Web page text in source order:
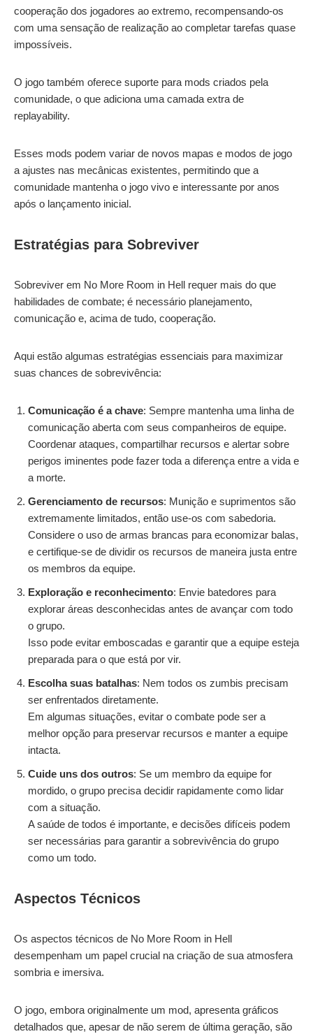
cooperação dos jogadores ao extremo, recompensando-os
com uma sensação de realização ao completar tarefas quase
impossíveis.
O jogo também oferece suporte para mods criados pela
comunidade, o que adiciona uma camada extra de
replayability.
Esses mods podem variar de novos mapas e modos de jogo
a ajustes nas mecânicas existentes, permitindo que a
comunidade mantenha o jogo vivo e interessante por anos
após o lançamento inicial.
Estratégias para Sobreviver
Sobreviver em No More Room in Hell requer mais do que
habilidades de combate; é necessário planejamento,
comunicação e, acima de tudo, cooperação.
Aqui estão algumas estratégias essenciais para maximizar
suas chances de sobrevivência:
Comunicação é a chave: Sempre mantenha uma linha de
comunicação aberta com seus companheiros de equipe.
Coordenar ataques, compartilhar recursos e alertar sobre
perigos iminentes pode fazer toda a diferença entre a vida e
a morte.
Gerenciamento de recursos: Munição e suprimentos são
extremamente limitados, então use-os com sabedoria.
Considere o uso de armas brancas para economizar balas,
e certifique-se de dividir os recursos de maneira justa entre
os membros da equipe.
Exploração e reconhecimento: Envie batedores para
explorar áreas desconhecidas antes de avançar com todo
o grupo.
Isso pode evitar emboscadas e garantir que a equipe esteja
preparada para o que está por vir.
Escolha suas batalhas: Nem todos os zumbis precisam
ser enfrentados diretamente.
Em algumas situações, evitar o combate pode ser a
melhor opção para preservar recursos e manter a equipe
intacta.
Cuide uns dos outros: Se um membro da equipe for
mordido, o grupo precisa decidir rapidamente como lidar
com a situação.
A saúde de todos é importante, e decisões difíceis podem
ser necessárias para garantir a sobrevivência do grupo
como um todo.
Aspectos Técnicos
Os aspectos técnicos de No More Room in Hell
desempenham um papel crucial na criação de sua atmosfera
sombria e imersiva.
O jogo, embora originalmente um mod, apresenta gráficos
detalhados que, apesar de não serem de última geração, são